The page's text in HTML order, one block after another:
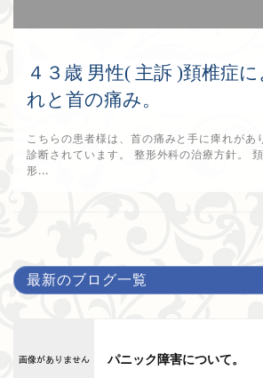
４３歳 男性( 主訴 )頚椎症
れと首の痛み。
こちらの患者様は、首の痛みと手に痺れがあ
診断されています。 整形外科の治療方針。
形...
最新のブログ一覧
パニック障害について。